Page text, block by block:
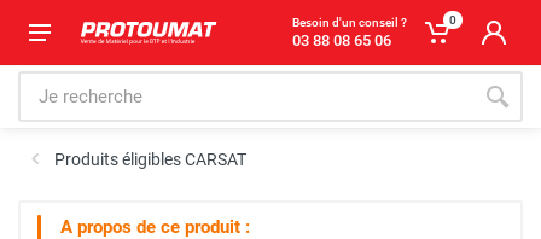
Besoin d'un conseil ?
03 88 08 65 06
0
Produits éligibles CARSAT
A propos de ce produit :